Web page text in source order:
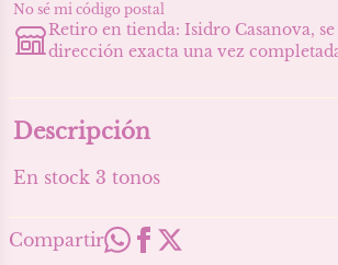
No sé mi código postal
Retiro en tienda: Isidro Casanova,
dirección exacta una vez
Descripción
En stock 3 tonos
Compartir